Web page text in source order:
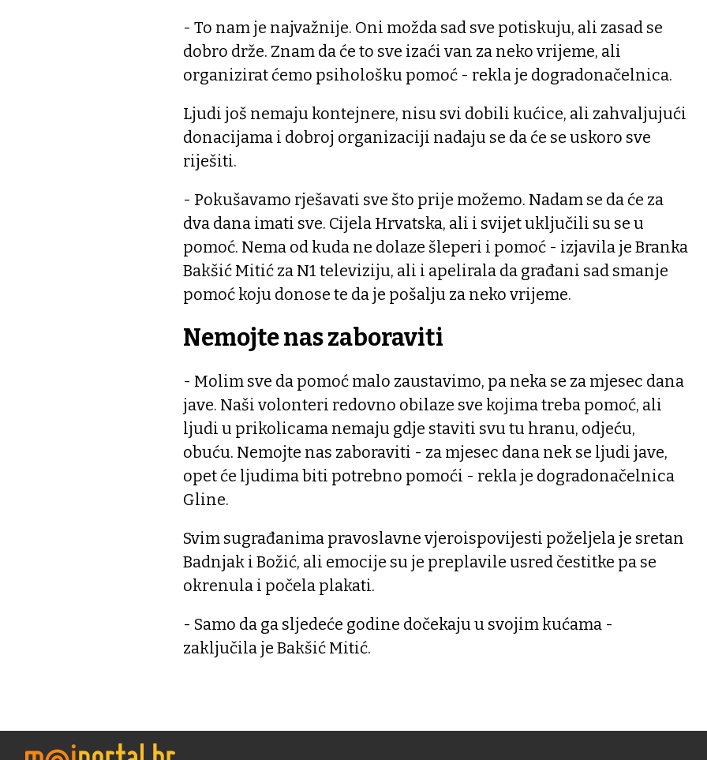
- To nam je najvažnije. Oni možda sad sve potiskuju, ali zasad se
dobro drže. Znam da će to sve izaći van za neko vrijeme, ali
organizirat ćemo psihološku pomoć - rekla je dogradonačelnica.
Ljudi još nemaju kontejnere, nisu svi dobili kućice, ali zahvaljujući
donacijama i dobroj organizaciji nadaju se da će se uskoro sve
riješiti.
- Pokušavamo rješavati sve što prije možemo. Nadam se da će za
dva dana imati sve. Cijela Hrvatska, ali i svijet uključili su se u
pomoć. Nema od kuda ne dolaze šleperi i pomoć - izjavila je Branka
Bakšić Mitić za N1 televiziju, ali i apelirala da građani sad smanje
pomoć koju donose te da je pošalju za neko vrijeme.
Nemojte nas zaboraviti
- Molim sve da pomoć malo zaustavimo, pa neka se za mjesec dana
jave. Naši volonteri redovno obilaze sve kojima treba pomoć, ali
ljudi u prikolicama nemaju gdje staviti svu tu hranu, odjeću,
obuću. Nemojte nas zaboraviti - za mjesec dana nek se ljudi jave,
opet će ljudima biti potrebno pomoći - rekla je dogradonačelnica
Gline.
Svim sugrađanima pravoslavne vjeroispovijesti poželjela je sretan
Badnjak i Božić, ali emocije su je preplavile usred čestitke pa se
okrenula i počela plakati.
- Samo da ga sljedeće godine dočekaju u svojim kućama -
zaključila je Bakšić Mitić.